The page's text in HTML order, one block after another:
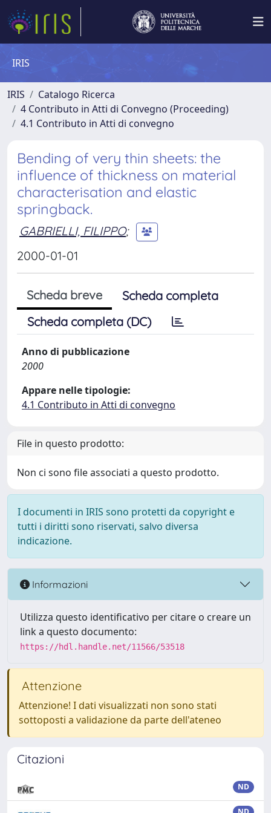
IRIS
IRIS
Catalogo Ricerca
4 Contributo in Atti di Convegno (Proceeding)
4.1 Contributo in Atti di convegno
Bending of very thin sheets: the
influence of thickness on material
characterisation and elastic
springback.
GABRIELLI, FILIPPO;
2000-01-01
Scheda breve
Scheda completa
Scheda completa (DC)
Anno di pubblicazione
2000
Appare nelle tipologie:
4.1 Contributo in Atti di convegno
File in questo prodotto:
Non ci sono file associati a questo prodotto.
I documenti in IRIS sono protetti da copyright e
tutti i diritti sono riservati, salvo diversa
indicazione.
Informazioni
Utilizza questo identificativo per citare o creare un
link a questo documento:
https://hdl.handle.net/11566/53518
Attenzione
Attenzione! I dati visualizzati non sono stati
sottoposti a validazione da parte dell'ateneo
Citazioni
ND